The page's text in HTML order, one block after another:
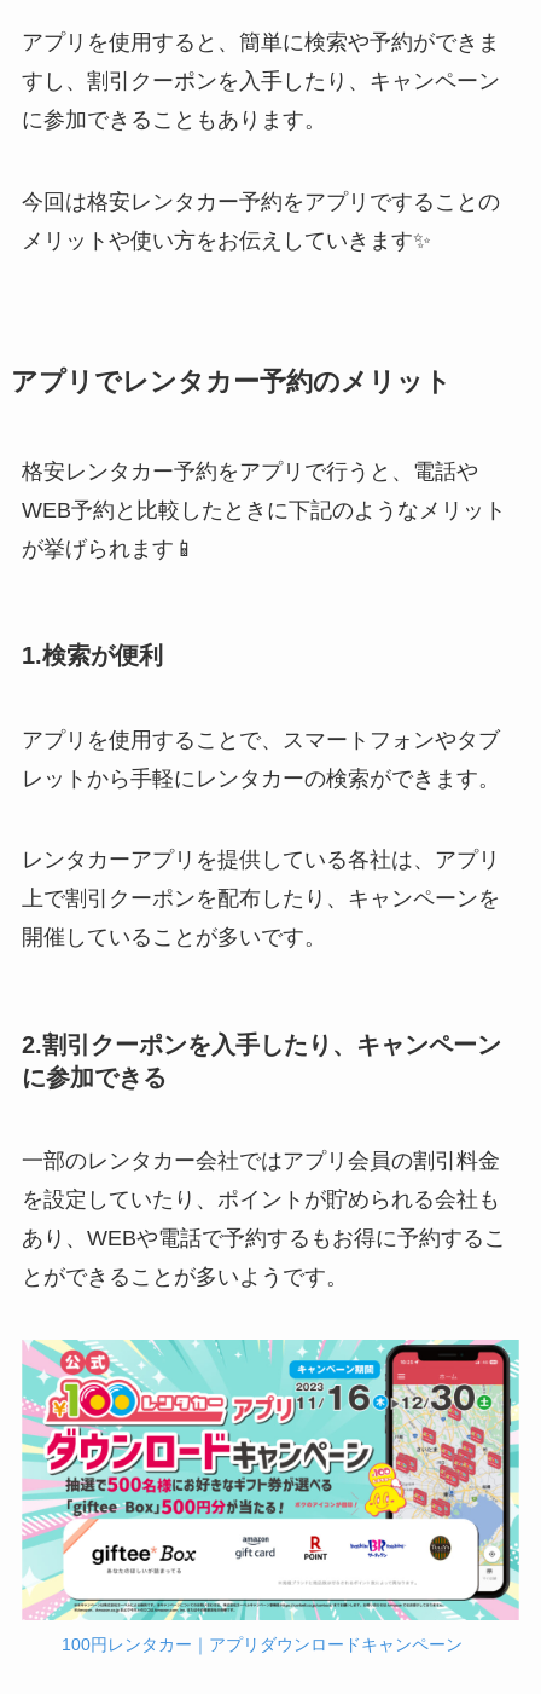
アプリを使用すると、簡単に検索や予約ができま
すし、割引クーポンを入手したり、キャンペーン
に参加できることもあります。
今回は格安レンタカー予約をアプリですることの
メリットや使い方をお伝えしていきます✨
アプリでレンタカー予約のメリット
格安レンタカー予約をアプリで行うと、電話や
WEB予約と比較したときに下記のようなメリット
が挙げられます📱
1.検索が便利
アプリを使用することで、スマートフォンやタブ
レットから手軽にレンタカーの検索ができます。
レンタカーアプリを提供している各社は、アプリ
上で割引クーポンを配布したり、キャンペーンを
開催していることが多いです。
2.割引クーポンを入手したり、キャンペーン
に参加できる
一部のレンタカー会社ではアプリ会員の割引料金
を設定していたり、ポイントが貯められる会社も
あり、WEBや電話で予約するもお得に予約するこ
とができることが多いようです。
100円レンタカー｜アプリダウンロードキャンペーン